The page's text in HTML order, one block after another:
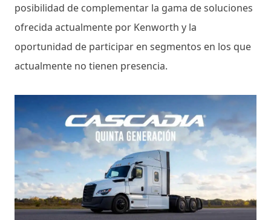
posibilidad de complementar la gama de soluciones
ofrecida actualmente por Kenworth y la
oportunidad de participar en segmentos en los que
actualmente no tienen presencia.